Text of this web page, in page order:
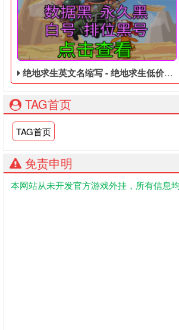
Dayz黑号作为老字号的游戏，在游戏公
绝地求生英文名缩写 - 绝地求生低价的皮肤黑号
TAG首页
TAG首页
免责申明
本网站从未开发官方游戏外挂，所有信息